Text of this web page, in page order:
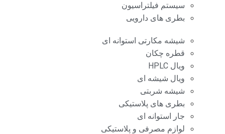
سیستم فیلتراسیون
بطری های دارویی
شیشه مکارتی استوانه ای
قطره چکان
ویال HPLC
ویال شیشه ای
شیشه شربتی
بطری های پلاستیکی
جار استوانه ای
لوازم مصرفی و پلاستیکی